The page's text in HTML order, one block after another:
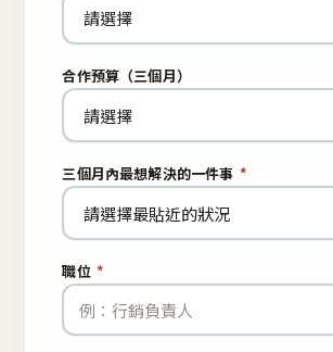
合作預算（三個月）
三個月內最想解決的一件事 *
職位 *